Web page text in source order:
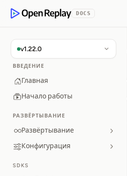
OpenReplay
DOCS
v1.22.0
ВВЕДЕНИЕ
Главная
Начало работы
РАЗВЁРТЫВАНИЕ
Развёртывание
Конфигурация
SDKS